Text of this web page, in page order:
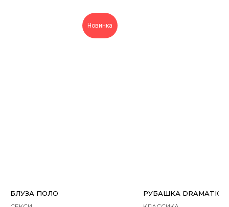
Новинка
БЛУЗА ПОЛО РУБАШКА DRAMATIC